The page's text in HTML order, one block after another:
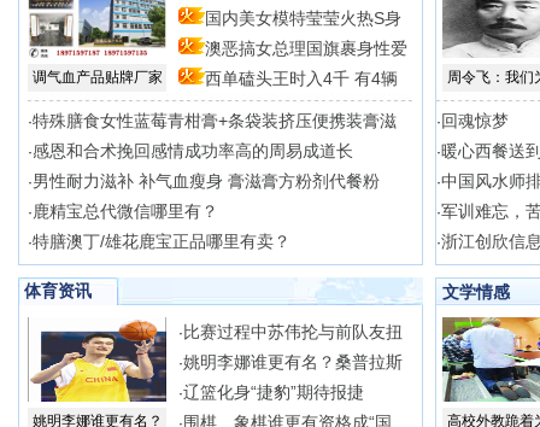
调气血产品贴牌厂家
国内美女模特莹莹火热S身
型 澳恶搞女总理国旗裹身性爱
场 西单磕头王时入4千 有4辆
·特殊膳食女性蓝莓青柑膏+条袋装挤压便携装膏滋
·感恩和合术挽回感情成功率高的周易成道长
·男性耐力滋补 补气血瘦身 膏滋膏方粉剂代餐粉
· 鹿精宝总代微信哪里有？
·特膳澳丁/雄花鹿宝正品哪里有卖？
周令飞：我们
·回魂惊梦
·暖心西餐送
·中国风水师
·军训难忘，
·浙江创欣信
体育资讯
姚明李娜谁更有名？
· 比赛过程中苏伟抡与前队友扭
·姚明李娜谁更有名？桑普拉斯
·辽篮化身“捷豹”期待报捷
· 围棋、象棋谁更有资格成“国
文学情感
高校外教跪着